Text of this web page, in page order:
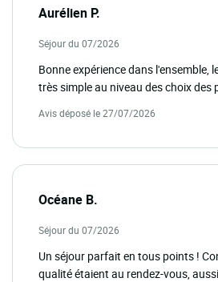
Aurélien P.
Séjour du 07/2026
Bonne expérience dans l'ensemble,
très simple au niveau des choix des
Avis déposé le 27/07/2026
Océane B.
Séjour du 07/2026
Un séjour parfait en tous points !
qualité étaient au rendez-vous,